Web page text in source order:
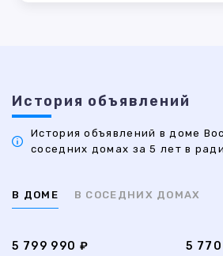
История объявлений
История объявлений в доме
соседних домах за 5 лет в
В ДОМЕ В СОСЕДНИХ ДОМАХ
5 799 990 ₽ 5